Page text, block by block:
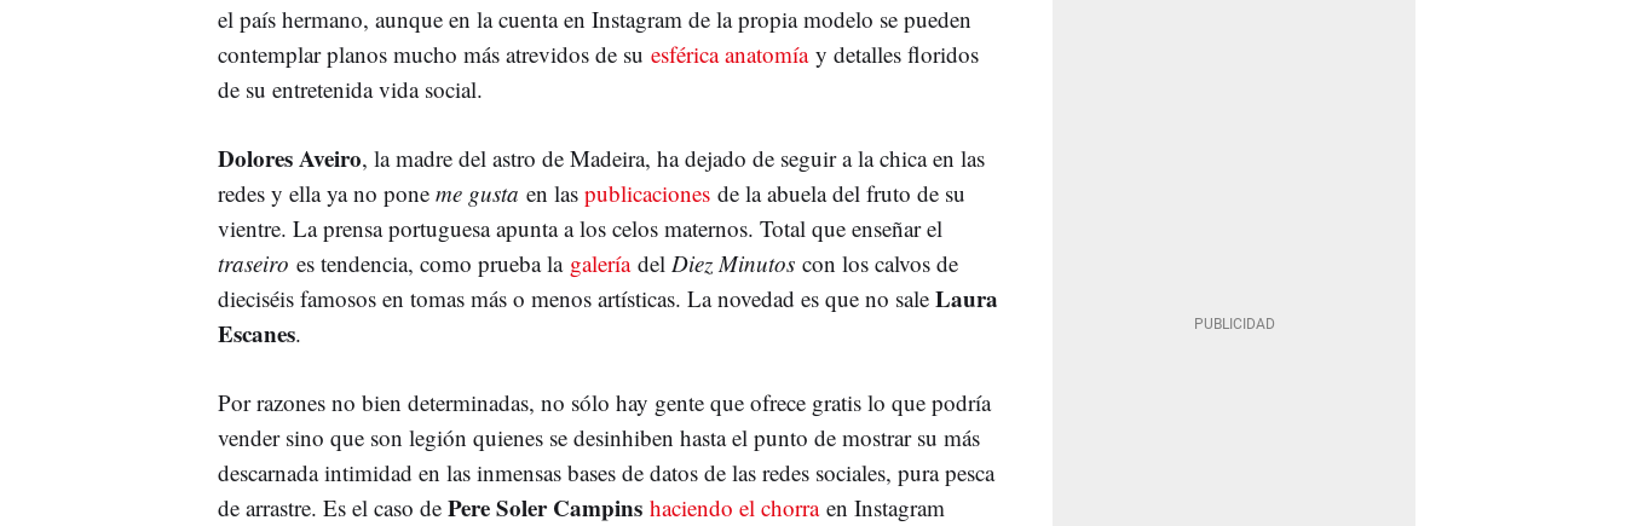
el país hermano, aunque en la cuenta en Instagram de la propia modelo se pueden
contemplar planos mucho más atrevidos de su esférica anatomíay detalles floridos
de su entretenida vida social.
Dolores Aveiro, la madre del astro de Madeira, ha dejado de seguir a la chica en las
redes y ella ya no pone me gusta en las publicaciones de la abuela del fruto de su
vientre. La prensa portuguesa apunta a los celos maternos. Total que enseñar el
traseiro es tendencia, como prueba la galeríadel Diez Minutos con los calvos de
dieciséis famosos en tomas más o menos artísticas. La novedad es que no sale Laura
Escanes.
Por razones no bien determinadas, no sólo hay gente que ofrece gratis lo que podría
vender sino que son legión quienes se desinhiben hasta el punto de mostrar su más
descarnada intimidad en las inmensas bases de datos de las redes sociales, pura pesca
de arrastre. Es el caso de Pere Soler Campins haciendo el chorraen Instagram